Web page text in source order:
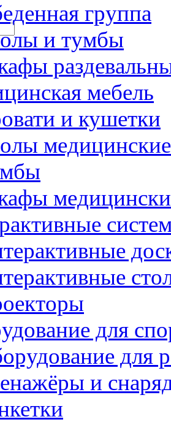
группа
и тумбы
мебель
и кушетки
медицинские
для
для
и